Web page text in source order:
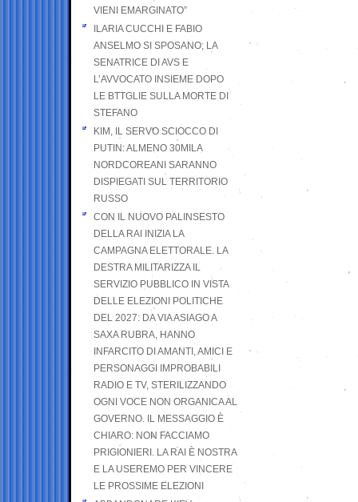
VIENI EMARGINATO”
ILARIA CUCCHI E FABIO
ANSELMO SI SPOSANO; LA
SENATRICE DI AVS E
L’AVVOCATO INSIEME DOPO
LE BTTGLIE SULLA MORTE DI
STEFANO
KIM, IL SERVO SCIOCCO DI
PUTIN: ALMENO 30MILA
NORDCOREANI SARANNO
DISPIEGATI SUL TERRITORIO
RUSSO
CON IL NUOVO PALINSESTO
DELLA RAI INIZIA LA
CAMPAGNA ELETTORALE. LA
DESTRA MILITARIZZA IL
SERVIZIO PUBBLICO IN VISTA
DELLE ELEZIONI POLITICHE
DEL 2027: DA VIA ASIAGO A
SAXA RUBRA, HANNO
INFARCITO DI AMANTI, AMICI E
PERSONAGGI IMPROBABILI
RADIO E TV, STERILIZZANDO
OGNI VOCE NON ORGANICA AL
GOVERNO. IL MESSAGGIO È
CHIARO: NON FACCIAMO
PRIGIONIERI. LA RAI È NOSTRA
E LA USEREMO PER VINCERE
LE PROSSIME ELEZIONI